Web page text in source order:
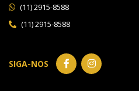
(11) 2915-8588
(11) 2915-8588
SIGA-NOS